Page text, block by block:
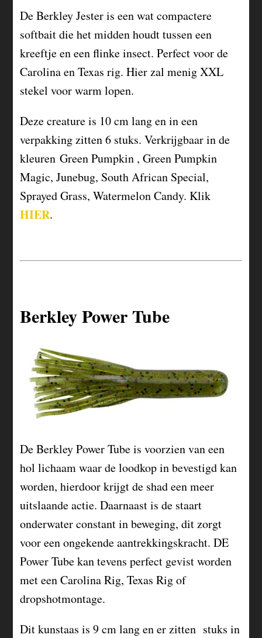
De Berkley Jester is een wat compactere
softbait die het midden houdt tussen een
kreeftje en een flinke insect. Perfect voor de
Carolina en Texas rig. Hier zal menig XXL
stekel voor warm lopen.
Deze creature is 10 cm lang en in een
verpakking zitten 6 stuks. Verkrijgbaar in de
kleuren Green Pumpkin , Green Pumpkin
Magic, Junebug, South African Special,
Sprayed Grass, Watermelon Candy. Klik
HIER.
Berkley Power Tube
De Berkley Power Tube is voorzien van een
hol lichaam waar de loodkop in bevestigd kan
worden, hierdoor krijgt de shad een meer
uitslaande actie. Daarnaast is de staart
onderwater constant in beweging, dit zorgt
voor een ongekende aantrekkingskracht. DE
Power Tube kan tevens perfect gevist worden
met een Carolina Rig, Texas Rig of
dropshotmontage.
Dit kunstaas is 9 cm lang en er zitten stuks in